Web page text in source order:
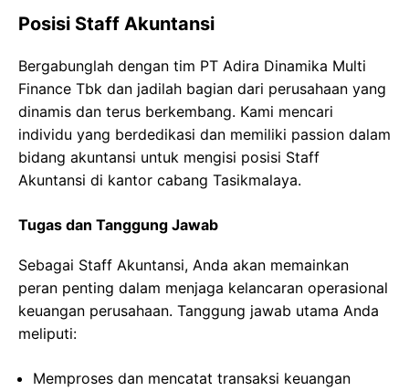
Posisi Staff Akuntansi
Bergabunglah dengan tim PT Adira Dinamika Multi
Finance Tbk dan jadilah bagian dari perusahaan yang
dinamis dan terus berkembang. Kami mencari
individu yang berdedikasi dan memiliki passion dalam
bidang akuntansi untuk mengisi posisi Staff
Akuntansi di kantor cabang Tasikmalaya.
Tugas dan Tanggung Jawab
Sebagai Staff Akuntansi, Anda akan memainkan
peran penting dalam menjaga kelancaran operasional
keuangan perusahaan. Tanggung jawab utama Anda
meliputi:
Memproses dan mencatat transaksi keuangan